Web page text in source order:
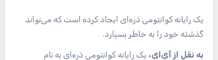
یک رایانه کوانتومی ذره‌ای ایجاد کرده است که می‌تواند
گذشته خود را به خاطر بسپارد.
به نقل از آی‌ای، ‌ یک رایانه کوانتومی ذره‌ای به نام